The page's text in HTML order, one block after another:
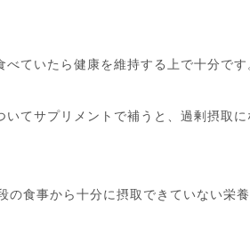
ていたら健康を維持する上で十分です
てサプリメントで補うと、過剰摂取
食事から十分に摂取できていない栄